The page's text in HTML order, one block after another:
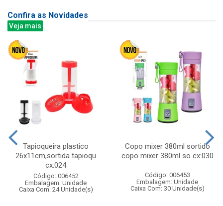
Confira as Novidades
Veja mais
Tapioqueira plastico
26x11cm,sortida tapioqu
cx:024
Código: 006452
Embalagem: Unidade
Caixa Com: 24 Unidade(s)
Copo mixer 380ml sortido
copo mixer 380ml so cx:030
Código: 006453
Embalagem: Unidade
Caixa Com: 30 Unidade(s)